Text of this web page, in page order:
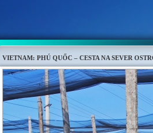
VIETNAM: PHÚ QUỐC – CESTA NA SEVER